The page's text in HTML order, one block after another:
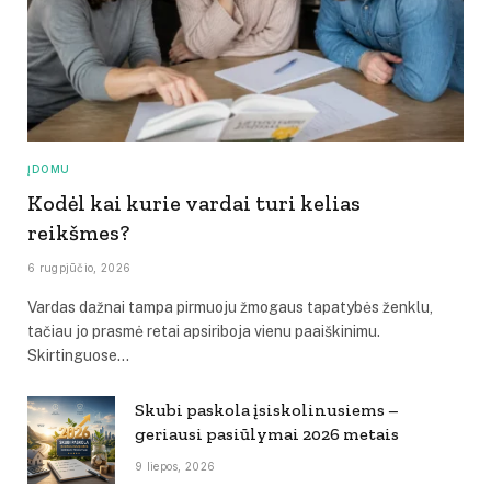
ĮDOMU
Kodėl kai kurie vardai turi kelias
reikšmes?
6 rugpjūčio, 2026
Vardas dažnai tampa pirmuoju žmogaus tapatybės ženklu,
tačiau jo prasmė retai apsiriboja vienu paaiškinimu.
Skirtinguose…
Skubi paskola įsiskolinusiems –
geriausi pasiūlymai 2026 metais
9 liepos, 2026